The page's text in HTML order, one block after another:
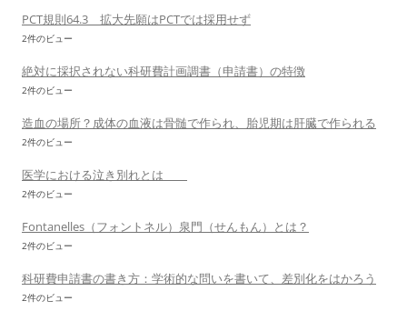
PCT規則64.3 拡大先願はPCTでは採用せず
2件のビュー
絶対に採択されない科研費計画調書（申請書）の特徴
2件のビュー
造血の場所？成体の血液は骨髄で作られ、胎児期は肝臓で作られる
2件のビュー
医学における泣き別れとは
2件のビュー
Fontanelles（フォントネル）泉門（せんもん）とは？
2件のビュー
科研費申請書の書き方：学術的な問いを書いて、差別化をはかろう
2件のビュー